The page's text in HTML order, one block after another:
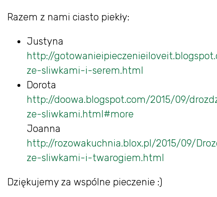
Razem z nami ciasto piekły:
Justyna
http://
ze-sliwkami-i-serem.html
Dorota
http://doowa.blogspot.com/2015/09/
ze-sliwkami.html#more
Joanna
http://rozowakuchnia.blox.pl/2015/09/
ze-sliwkami-i-twarogiem.html
Dziękujemy za wspólne pieczenie :)